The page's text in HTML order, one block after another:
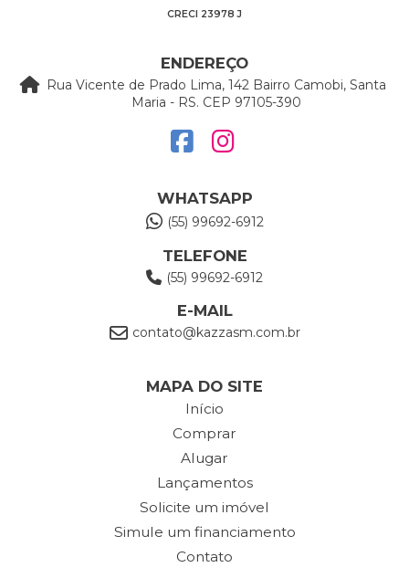
CRECI 23978 J
ENDEREÇO
Rua Vicente de Prado Lima, 142 Bairro Camobi, Santa
Maria - RS. CEP 97105-390
WHATSAPP
(55) 99692-6912
TELEFONE
(55) 99692-6912
E-MAIL
contato@kazzasm.com.br
MAPA DO SITE
Início
Comprar
Alugar
Lançamentos
Solicite um imóvel
Simule um financiamento
Contato